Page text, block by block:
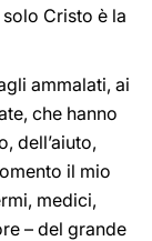
Cristo è la
ammalati, ai
che hanno
dell’aiuto,
il mio
medici,
– del grande